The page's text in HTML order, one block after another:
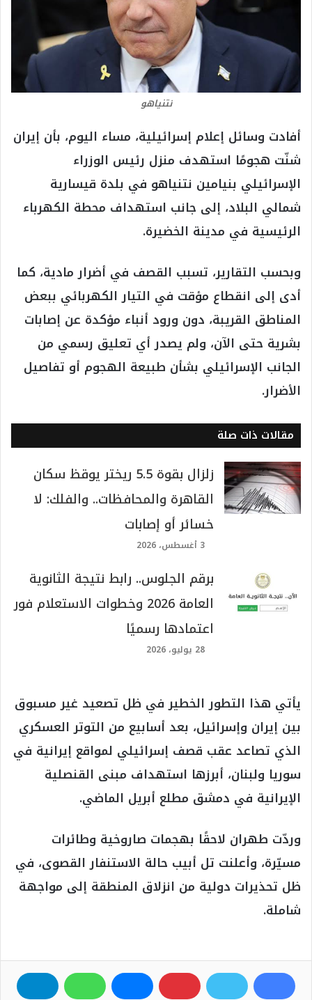
نتنياهو
أفادت وسائل إعلام إسرائيلية، مساء اليوم، بأن إيران
شنّت هجومًا استهدف منزل رئيس الوزراء
الإسرائيلي بنيامين نتنياهو في بلدة قيسارية
شمالي البلاد، إلى جانب استهداف محطة الكهرباء
الرئيسية في مدينة الخضيرة.
وبحسب التقارير، تسبب القصف في أضرار مادية، كما
أدى إلى انقطاع مؤقت في التيار الكهربائي ببعض
المناطق القريبة، دون ورود أنباء مؤكدة عن إصابات
بشرية حتى الآن، ولم يصدر أي تعليق رسمي من
الجانب الإسرائيلي بشأن طبيعة الهجوم أو تفاصيل
الأضرار.
مقالات ذات صلة
زلزال بقوة 5.5 ريختر يوقظ سكان
القاهرة والمحافظات.. والفلك: لا
خسائر أو إصابات
3 أغسطس، 2026
برقم الجلوس.. رابط نتيجة الثانوية
العامة 2026 وخطوات الاستعلام فور
اعتمادها رسميًا
28 يوليو، 2026
يأتي هذا التطور الخطير في ظل تصعيد غير مسبوق
بين إيران وإسرائيل، بعد أسابيع من التوتر العسكري
الذي تصاعد عقب قصف إسرائيلي لمواقع إيرانية في
سوريا ولبنان، أبرزها استهداف مبنى القنصلية
الإيرانية في دمشق مطلع أبريل الماضي.
وردّت طهران لاحقًا بهجمات صاروخية وطائرات
مسيّرة، وأعلنت تل أبيب حالة الاستنفار القصوى، في
ظل تحذيرات دولية من انزلاق المنطقة إلى مواجهة
شاملة.